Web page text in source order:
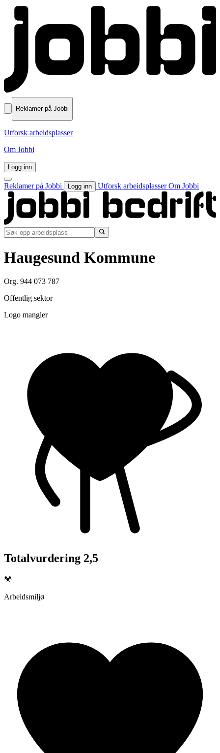
Reklamer på Jobbi
Utforsk arbeidsplasser
Om Jobbi
Logg inn
Reklamer på Jobbi Logg inn Utforsk arbeidsplasserOm Jobbi
Haugesund Kommune
Org. 944 073 787
Offentlig sektor
Logo mangler
Totalvurdering 2,5
Arbeidsmiljø